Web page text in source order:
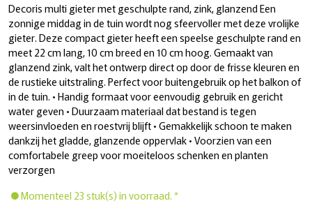
Decoris multi gieter met geschulpte rand, zink, glanzend Een
zonnige middag in de tuin wordt nog sfeervoller met deze vrolijke
gieter. Deze compact gieter heeft een speelse geschulpte rand en
meet 22 cm lang, 10 cm breed en 10 cm hoog. Gemaakt van
glanzend zink, valt het ontwerp direct op door de frisse kleuren en
de rustieke uitstraling. Perfect voor buitengebruik op het balkon of
in de tuin. • Handig formaat voor eenvoudig gebruik en gericht
water geven • Duurzaam materiaal dat bestand is tegen
weersinvloeden en roestvrij blijft • Gemakkelijk schoon te maken
dankzij het gladde, glanzende oppervlak • Voorzien van een
comfortabele greep voor moeiteloos schenken en planten
verzorgen
Momenteel 23 stuk(s) in voorraad. *